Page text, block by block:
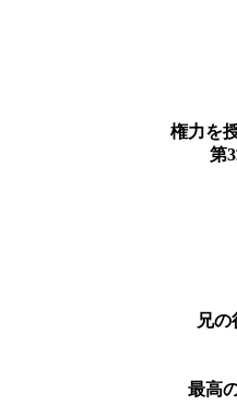
権力を
第
兄の
最高